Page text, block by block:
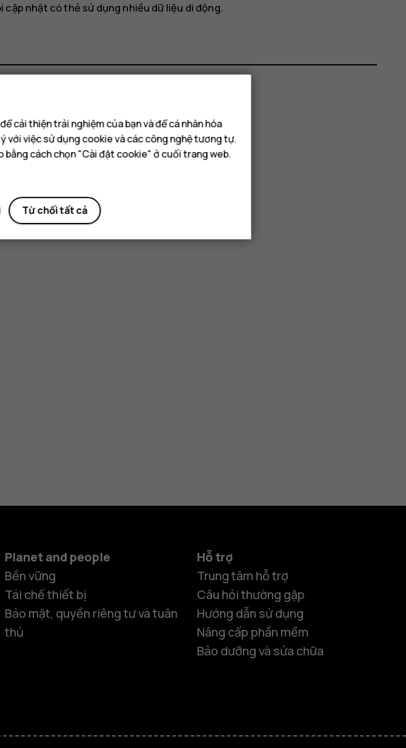
cập nhật có thẻ sử dụng nhiều dữ liệu di động.
Planet and people
Bền vững
Tái chế thiết bị
Bảo mật, quyền riêng tư và tuân
thủ
Hỗ trợ
Trung tâm hỗ trợ
Câu hỏi thường gặp
Hướng dẫn sử dụng
Nâng cấp phần mềm
Bảo dưỡng và sửa chữa
cải thiện trải nghiệm của bạn và để cá nhân hóa
với việc sử dụng cookie và các công nghệ tương tự.
bằng cách chọn "Cài đặt cookie" ở cuối trang web.
Từ chối tất cả